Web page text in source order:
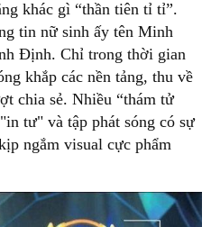
khác gì “thần tiên tỉ tỉ”.
tin nữ sinh ấy tên Minh
Định. Chỉ trong thời gian
khắp các nền tảng, thu về
chia sẻ. Nhiều “thám tử
tư" và tập phát sóng có sự
ngắm visual cực phẩm